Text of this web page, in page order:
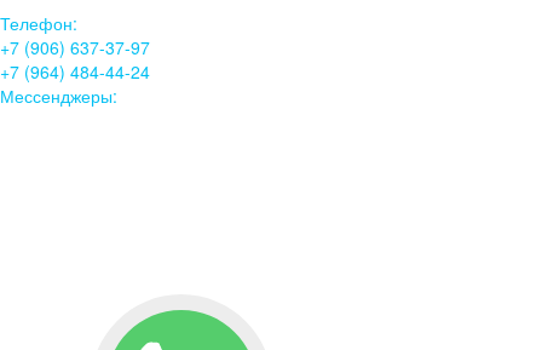
Телефон:
+7 (906) 637-37-97
+7 (964) 484-44-24
Мессенджеры: